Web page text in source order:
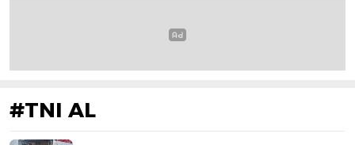
#TNI AL